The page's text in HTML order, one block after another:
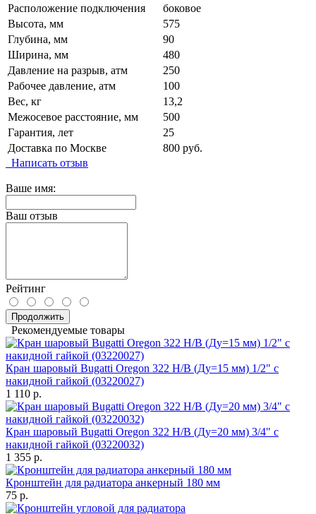
Расположение подключения
боковое
Высота, мм
575
Глубина, мм
90
Ширина, мм
480
Давление на разрыв, атм
250
Рабочее давление, атм
100
Вес, кг
13,2
Межосевое расстояние, мм
500
Гарантия, лет
25
Доставка по Москве
800 руб.
Написать отзыв
Ваше имя:
Ваш отзыв
Рейтинг
Продолжить
Рекомендуемые товары
Кран шаровый Bugatti Oregon 322 Н/В (Ду=15 мм) 1/2" с
накидной гайкой (03220027)
1 110 р.
Кран шаровый Bugatti Oregon 322 Н/В (Ду=20 мм) 3/4" с
накидной гайкой (03220032)
1 355 р.
Кронштейн для радиатора анкерный 180 мм
75 р.